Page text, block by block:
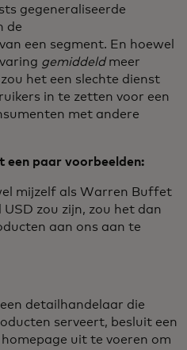
gegeneraliseerde
de
een segment. En hoewel
gemiddeldmeer
het een slechte dienst
in te zetten voor een
met andere
een paar voorbeelden:
mijzelf als Warren Buffet
zou zijn, zou het dan
aan ons aan te
detailhandelaar die
serveert, besluit een
uit te voeren om